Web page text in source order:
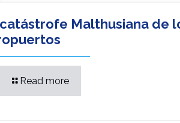
Malthusiana de
Read more